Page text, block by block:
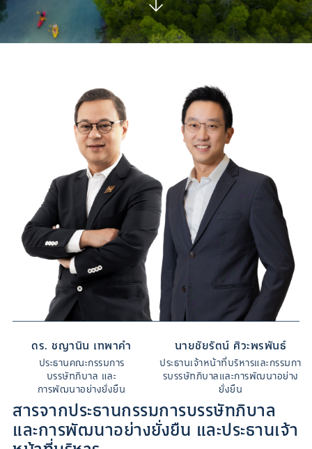
สารจากประธานกรรมการบรรษัทภิบาล
และการพัฒนาอย่างยั่งยืน และประธานเจ้า
ดร. ชญานิน เทพาคำ
ประธานคณะกรรมการ
บรรษัทภิบาล และ
การพัฒนาอย่างยั่งยืน
นายชัยรัตน์ ศิวะพรพันธ์
ประธานเจ้าหน้าที่บริหารและกรรมกา
รบรรษัทภิบาลและการพัฒนาอย่าง
ยั่งยืน